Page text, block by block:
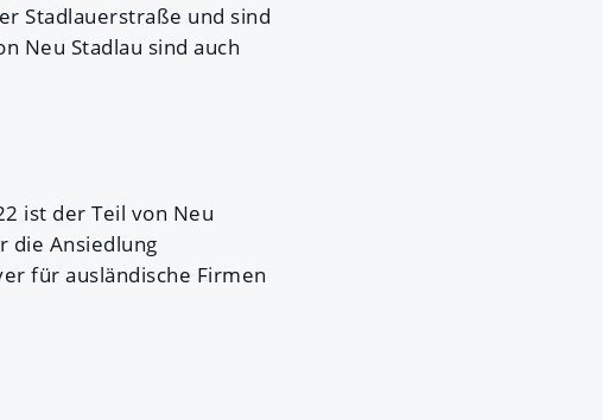
Stadlauerstraße und sind
Neu Stadlau sind auch
ist der Teil von Neu
die Ansiedlung
für ausländische Firmen